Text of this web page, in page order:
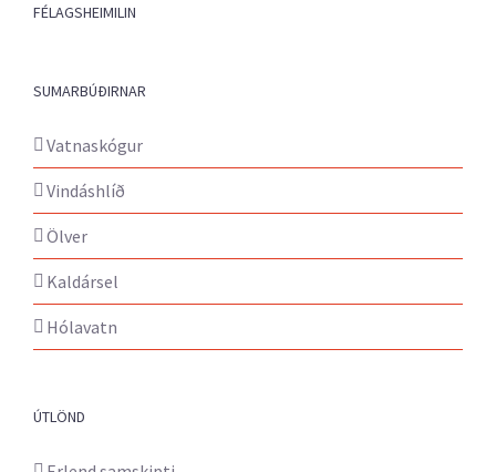
FÉLAGSHEIMILIN
SUMARBÚÐIRNAR
Vatnaskógur
Vindáshlíð
Ölver
Kaldársel
Hólavatn
ÚTLÖND